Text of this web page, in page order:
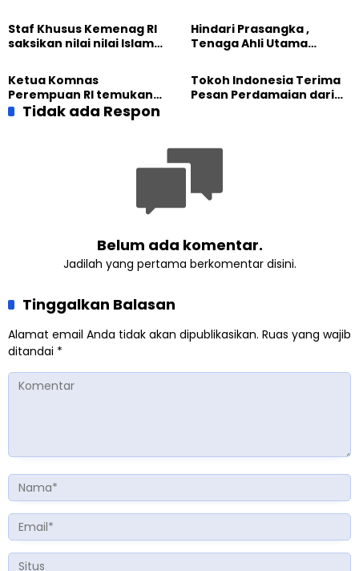
Kemanusiaan Global
Dunia dari “Infrastruktur
Kemanusiaan”
Staf Khusus Kemenag RI
saksikan nilai nilai Islam
Internasional Muslim
Ahmadiyah UK 2026
Hindari Prasangka ,
Tenaga Ahli Utama
fakta langsung
kehidupan Muslim
Ahmadiyah di Inggris
Ketua Komnas
Perempuan RI temukan
optimisme
Tokoh Indonesia Terima
Pesan Perdamaian dari
Tidak ada Respon
Belum ada komentar.
Jadilah yang pertama berkomentar disini.
Tinggalkan Balasan
Alamat email Anda tidak akan dipublikasikan. Ruas yang wajib
ditandai *